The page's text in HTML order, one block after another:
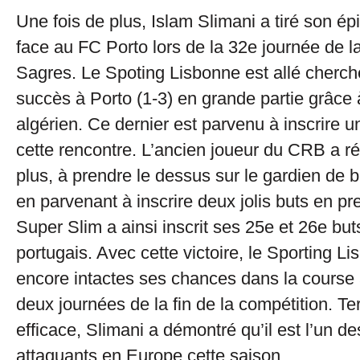
Une fois de plus, Islam Slimani a tiré son
face au FC Porto lors de la 32e journée de
Sagres. Le Spoting Lisbonne est allé
succès à Porto (1-3) en grande partie grâce
algérien. Ce dernier est parvenu à inscrire
cette rencontre. L’ancien joueur du CRB a
plus, à prendre le dessus sur le gardien de
en parvenant à inscrire deux jolis buts en
Super Slim a ainsi inscrit ses 25e et 26e
portugais. Avec cette victoire, le Sporting
encore intactes ses chances dans la
deux journées de la fin de la compétition.
efficace, Slimani a démontré qu’il est l’un
attaquants en Europe cette saison.